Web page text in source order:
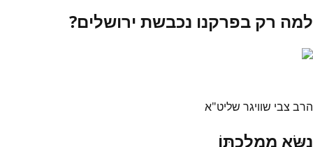
למה רק בפרקנו נכבשת ירושלים?
הרב צבי שוויגר שליט"א
נִשֵּׂא מַמְלַכְתּוֹ